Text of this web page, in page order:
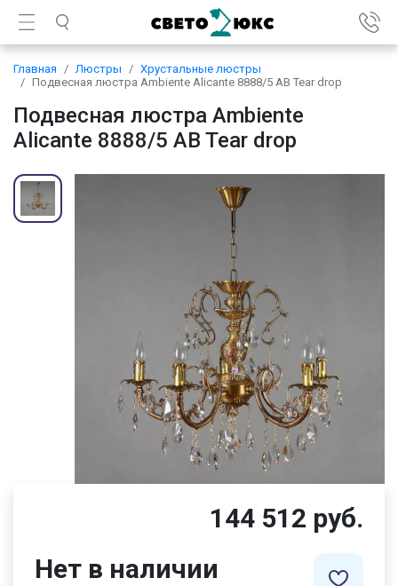
Главная Люстры
Хрустальные люстры
Подвесная люстра Ambiente Alicante 8888/5 AB Tear drop
Подвесная люстра Ambiente
Alicante 8888/5 AB Tear drop
144 512 руб.
Нет в наличии